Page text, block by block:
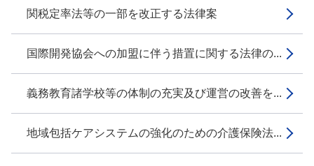
関税定率法等の一部を改正する法律案
国際開発協会への加盟に伴う措置に関する法律の...
義務教育諸学校等の体制の充実及び運営の改善を...
地域包括ケアシステムの強化のための介護保険法...